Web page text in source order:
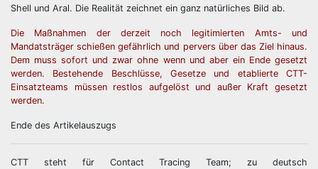
Shell und Aral. Die Realität zeichnet ein ganz natürliches Bild ab.
Die Maßnahmen der derzeit noch legitimierten Amts- und
Mandatsträger schießen gefährlich und pervers über das Ziel hinaus.
Dem muss sofort und zwar ohne wenn und aber ein Ende gesetzt
werden. Bestehende Beschlüsse, Gesetze und etablierte CTT-
Einsatzteams müssen restlos aufgelöst und außer Kraft gesetzt
werden.
Ende des Artikelauszugs
CTT steht für Contact Tracing Team; zu deutsch